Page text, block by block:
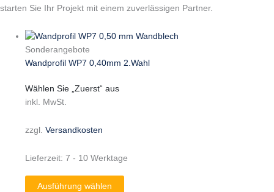
starten Sie Ihr Projekt mit einem zuverlässigen Partner.
Sonderangebote
Wandprofil WP7 0,40mm 2.Wahl
Wählen Sie „Zuerst“ aus
inkl. MwSt.
zzgl.Versandkosten
Lieferzeit:7 - 10 Werktage
Ausführung wählen